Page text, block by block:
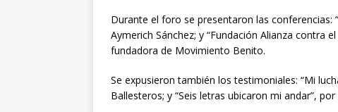
Durante el foro se presentaron las conferencias:
Aymerich Sánchez; y “Fundación Alianza contra
fundadora de Movimiento Benito.
Se expusieron también los testimoniales: “Mi
Ballesteros; y “Seis letras ubicaron mi andar”,